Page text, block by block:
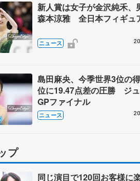
新人賞は女子が金沢純禾、
森本涼雅 全日本フィギュ
ニュース
島田麻央、今季世界3位の
位に19.47点差の圧勝 ジ
GPファイナル
ニュース
プ
同じ演目で120回お客様に